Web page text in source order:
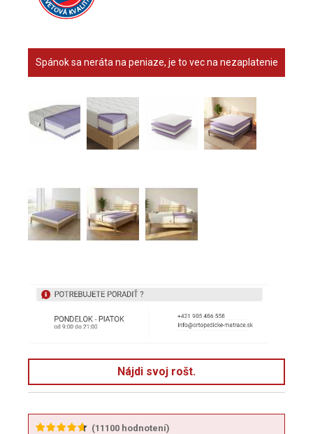
Spánok sa neráta na peniaze, je to vec na nezaplatenie
Nájdi svoj rošt.
(11100 hodnotení)